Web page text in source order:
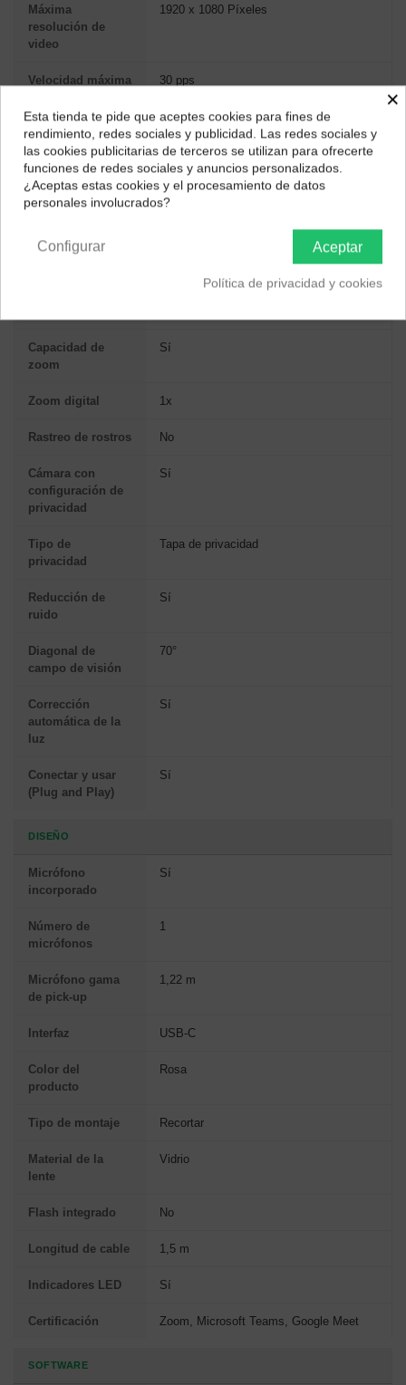
Máxima
resolución de
video
1920 x 1080 Píxeles
Velocidad máxima
30 pps
Tipo de cámara
HD
Full HD
Resolución en
velocidad de
1280x720@30fps, 1920x1080@30fps
Formato de vídeo
Capacidad de
zoom
Sí
Zoom digital 1x
Rastreo de rostros No
Cámara con
configuración de
privacidad
Sí
Tipo de
privacidad
Tapa de privacidad
Reducción de
ruido
Sí
Diagonal de
campo de visión
70°
Corrección
automática de la
luz
Sí
Conectar y usar
(Plug and Play)
Sí
DISEÑO
Micrófono
incorporado
Sí
Número de
micrófonos
1
Micrófono gama
de pick-up
1,22 m
Interfaz USB-C
Color del
producto
Rosa
Tipo de montaje Recortar
Material de la
lente
Vidrio
Flash integrado No
Longitud de cable 1,5 m
Indicadores LED Sí
Certificación Zoom, Microsoft Teams, Google Meet
SOFTWARE
¿Dónde deseas recibir tu pedido?
Selecciona tu ubicación para mostrarte los precios e
impuestos correctos para tu región.
×
Esta tienda te pide que aceptes cookies para fines de
rendimiento, redes sociales y publicidad. Las redes sociales y
las cookies publicitarias de terceros se utilizan para ofrecerte
funciones de redes sociales y anuncios personalizados.
¿Aceptas estas cookies y el procesamiento de datos
personales involucrados?
Aceptar
Configurar
Política de privacidad y cookies